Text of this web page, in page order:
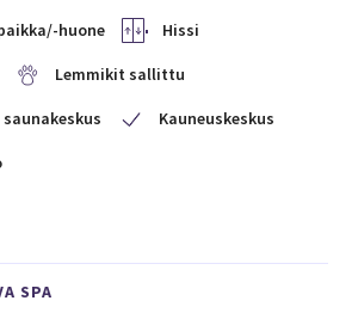
huone Hissi
Lemmikit sallittu
Kauneuskeskus
SPA